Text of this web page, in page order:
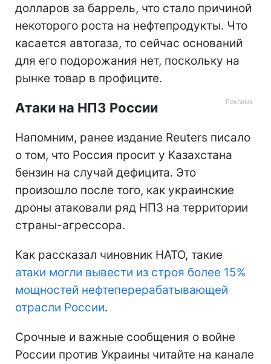
долларов за баррель, что стало причиной
некоторого роста на нефтепродукты. Что
касается автогаза, то сейчас оснований
для его подорожания нет, поскольку на
рынке товар в профиците.
Атаки на НПЗ России
Напомним, ранее издание Reuters писало
о том, что Россия просит у Казахстана
бензин на случай дефицита. Это
произошло после того, как украинские
дроны атаковали ряд НПЗ на территории
страны-агрессора.
Как рассказал чиновник НАТО, такие
атаки могли вывести из строя более 15%
мощностей нефтеперерабатывающей
отрасли России.
Срочные и важные сообщения о войне
России против Украины читайте на канале